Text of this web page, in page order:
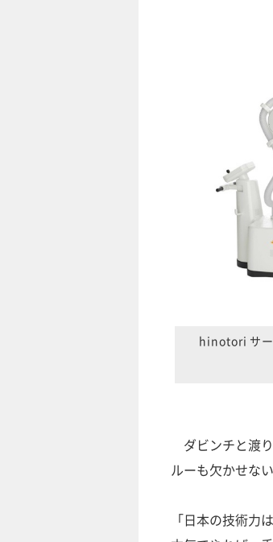
hinotori サー
ダビンチと渡
ルーも欠かせな
「日本の技術力